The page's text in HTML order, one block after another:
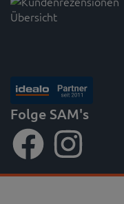
Folge SAM's